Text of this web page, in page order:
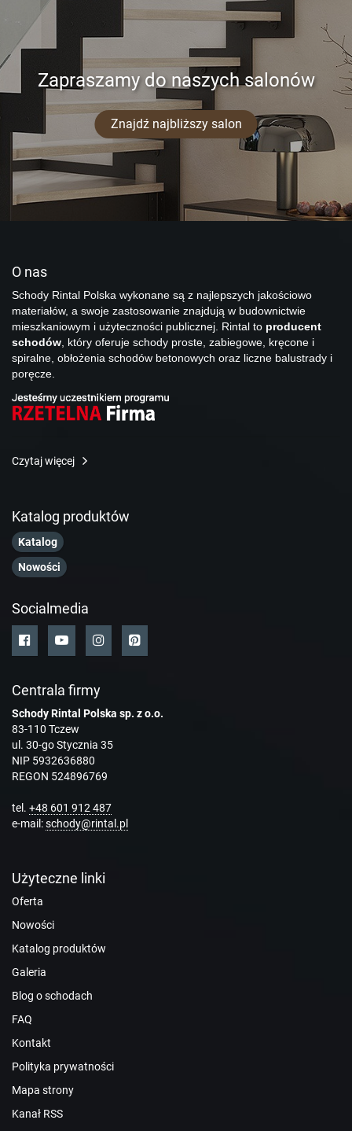
Zapraszamy do naszych salonów
Znajdź najbliższy salon
O nas
Schody Rintal Polska wykonane są z najlepszych jakościowo
materiałów, a swoje zastosowanie znajdują w budownictwie
mieszkaniowym i użyteczności publicznej. Rintal to producent
schodów , który oferuje schody proste, zabiegowe, kręcone i
spiralne, obłożenia schodów betonowych oraz liczne balustrady i
poręcze.
Czytaj więcej
Katalog produktów
Katalog
Nowości
Socialmedia
Centrala firmy
Schody Rintal Polska sp. z o.o.
83-110 Tczew
ul. 30-go Stycznia 35
NIP 5932636880
REGON 524896769
tel. +48 601 912 487
e-mail:schody@rintal.pl
Użyteczne linki
Oferta
Nowości
Katalog produktów
Galeria
Blog o schodach
FAQ
Kontakt
Polityka prywatności
Mapa strony
Kanał RSS